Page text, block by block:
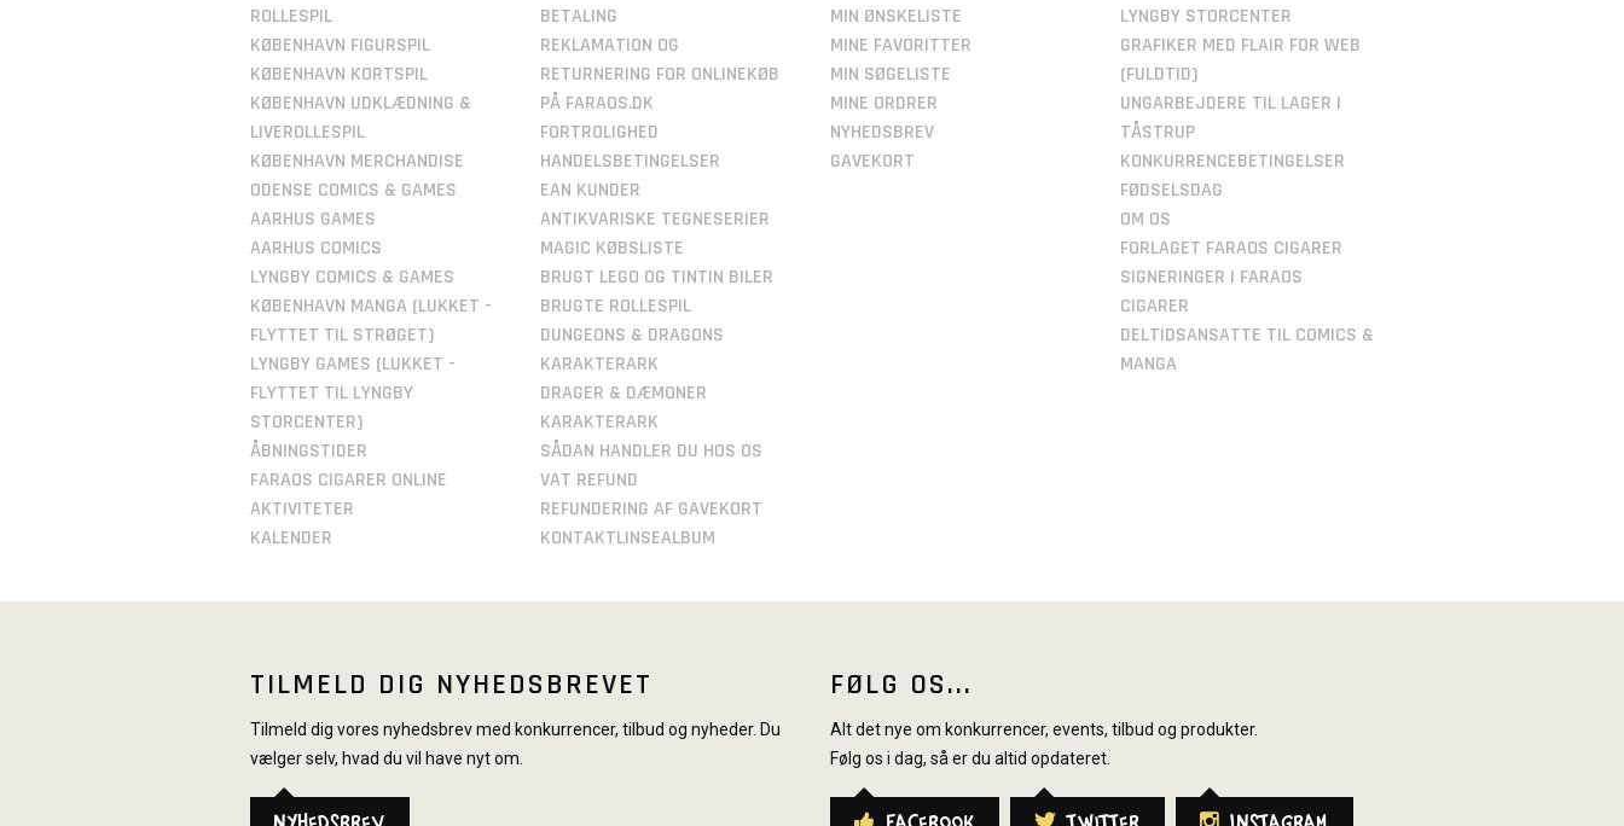
ROLLESPIL
KØBENHAVN FIGURSPIL
KØBENHAVN KORTSPIL
KØBENHAVN UDKLÆDNING &
LIVEROLLESPIL
KØBENHAVN MERCHANDISE
ODENSE COMICS & GAMES
AARHUS GAMES
AARHUS COMICS
LYNGBY COMICS & GAMES
KØBENHAVN MANGA (LUKKET -
FLYTTET TIL STRØGET)
LYNGBY GAMES (LUKKET -
FLYTTET TIL LYNGBY
STORCENTER)
ÅBNINGSTIDER
FARAOS CIGARER ONLINE
AKTIVITETER
KALENDER
BETALING
REKLAMATION OG
RETURNERING FOR ONLINEKØB
PÅ FARAOS.DK
FORTROLIGHED
HANDELSBETINGELSER
EAN KUNDER
ANTIKVARISKE TEGNESERIER
MAGIC KØBSLISTE
BRUGT LEGO OG TINTIN BILER
BRUGTE ROLLESPIL
DUNGEONS & DRAGONS
KARAKTERARK
DRAGER & DÆMONER
KARAKTERARK
SÅDAN HANDLER DU HOS OS
VAT REFUND
REFUNDERING AF GAVEKORT
KONTAKTLINSEALBUM
MIN ØNSKELISTE
MINE FAVORITTER
MIN SØGELISTE
MINE ORDRER
NYHEDSBREV
GAVEKORT
LYNGBY STORCENTER
GRAFIKER MED FLAIR FOR WEB
(FULDTID)
UNGARBEJDERE TIL LAGER I
TÅSTRUP
KONKURRENCEBETINGELSER
FØDSELSDAG
OM OS
FORLAGET FARAOS CIGARER
SIGNERINGER I FARAOS
CIGARER
DELTIDSANSATTE TIL COMICS &
MANGA
TILMELD DIG NYHEDSBREVET
Tilmeld dig vores nyhedsbrev med konkurrencer, tilbud og nyheder. Du
vælger selv, hvad du vil have nyt om.
FØLG OS...
Alt det nye om konkurrencer, events, tilbud og produkter.
Følg os i dag, så er du altid opdateret.